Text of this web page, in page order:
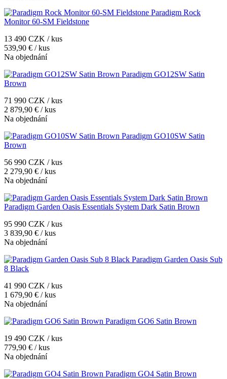
Paradigm Rock
Monitor 60-SM Fieldstone
13 490 CZK / kus
539,90 € / kus
Na objednání
Paradigm GO12SW Satin
Brown
71 990 CZK / kus
2 879,90 € / kus
Na objednání
Paradigm GO10SW Satin
Brown
56 990 CZK / kus
2 279,90 € / kus
Na objednání
Paradigm Garden Oasis Essentials System Dark Satin Brown
95 990 CZK / kus
3 839,90 € / kus
Na objednání
Paradigm Garden Oasis Sub
8 Black
41 990 CZK / kus
1 679,90 € / kus
Na objednání
Paradigm GO6 Satin Brown
19 490 CZK / kus
779,90 € / kus
Na objednání
Paradigm GO4 Satin Brown